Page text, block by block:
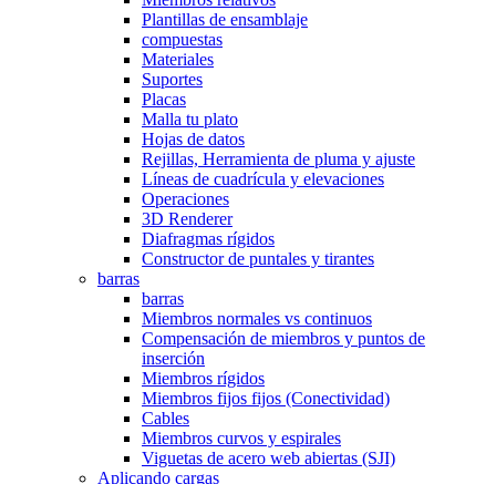
Plantillas de ensamblaje
compuestas
Materiales
Suportes
Placas
Malla tu plato
Hojas de datos
Rejillas, Herramienta de pluma y ajuste
Líneas de cuadrícula y elevaciones
Operaciones
3D Renderer
Diafragmas rígidos
Constructor de puntales y tirantes
barras
barras
Miembros normales vs continuos
Compensación de miembros y puntos de
inserción
Miembros rígidos
Miembros fijos fijos (Conectividad)
Cables
Miembros curvos y espirales
Viguetas de acero web abiertas (SJI)
Aplicando cargas